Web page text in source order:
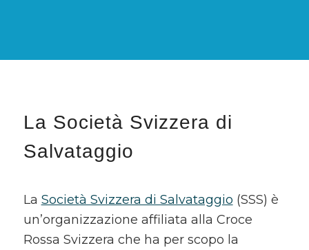
La Società Svizzera di
Salvataggio
La Società Svizzera di Salvataggio (SSS) è
un’organizzazione affiliata alla Croce
Rossa Svizzera che ha per scopo la